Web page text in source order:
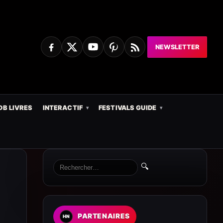
NEWSLETTER
LIVRES INTERACTIF FESTIVALS GUIDE
🔍
PARTENAIRES